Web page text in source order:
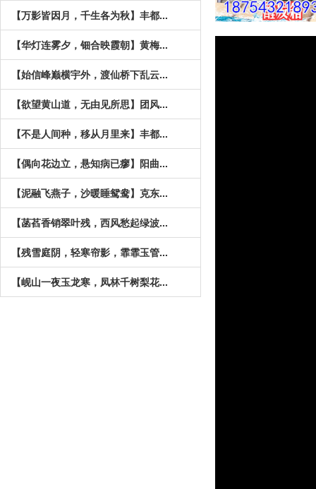
【万影皆因月，千生各为秋】丰都...
【华灯连雾夕，钿合映霞朝】黄梅...
【始信峰巅横宇外，渡仙桥下乱云...
【欲望黄山道，无由见所思】团风...
【不是人间种，移从月里来】丰都...
【偶向花边立，悬知病已瘳】阳曲...
【泥融飞燕子，沙暖睡鸳鸯】克东...
【菡萏香销翠叶残，西风愁起绿波...
【残雪庭阴，轻寒帘影，霏霏玉管...
【岘山一夜玉龙寒，凤林千树梨花...